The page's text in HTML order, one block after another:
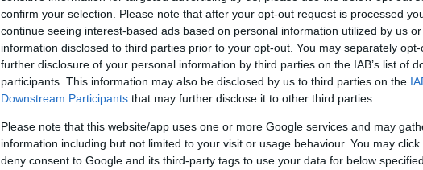
confirm your selection. Please note that after your opt-out request is processed
continue seeing interest-based ads based on personal information utilized by us
information disclosed to third parties prior to your opt-out. You may separately
further disclosure of your personal information by third parties on the IAB’s list of
participants. This information may also be disclosed by us to third parties on the
Downstream Participants that may further disclose it to other third parties.
Please note that this website/app uses one or more Google services and may
information including but not limited to your visit or usage behaviour. You may
deny consent to Google and its third-party tags to use your data for below
Δούκας-Καβάλα ζωντανά
στο Εurohoops!
22/APR/17 10:01
Το συναρπαστικό πρωτάθλημα της Α2
του ευθεία, καθώς απομένουν τρεις
στροφές για την...